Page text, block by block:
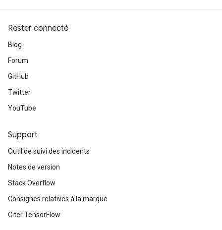
Rester connecté
Blog
Forum
GitHub
Twitter
YouTube
Support
Outil de suivi des incidents
Notes de version
Stack Overflow
Consignes relatives à la marque
Citer TensorFlow